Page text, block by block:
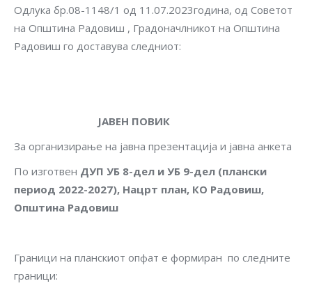
Одлука бр.08-1148/1 од 11.07.2023година, од Советот
на Општина Радовиш , Градоначлникот на Општина
Радовиш го доставува следниот:
ЈАВЕН ПОВИК
За организирање на јавна презентација и јавна анкета
По изготвен ДУП УБ 8-дел и УБ 9-дел (плански
период 2022-2027), Нацрт план, КО Радовиш,
Општина Радовиш
Граници на планскиот опфат е формиран по следните
граници: